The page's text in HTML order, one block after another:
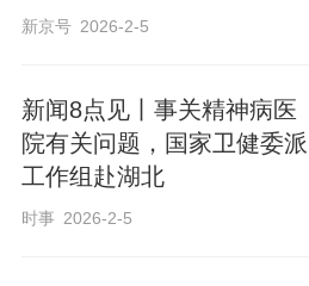
新京号 2026-2-5
新闻8点见丨事关精神病医
院有关问题，国家卫健委派
工作组赴湖北
时事 2026-2-5